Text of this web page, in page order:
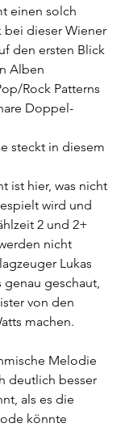
einen solch
dieser Wiener
den ersten Blick
Alben
Rock Patterns
Doppel-
steckt in diesem
ist hier, was nicht
wird und
2 und 2+
nicht
Lukas
genau geschaut,
von den
machen.
Melodie
deutlich besser
als es die
könnte